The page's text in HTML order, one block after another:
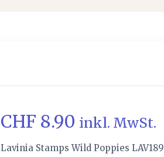
CHF 8.90 inkl. MwSt.
Lavinia Stamps Wild Poppies LAV189